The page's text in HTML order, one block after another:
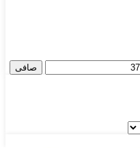
صافی